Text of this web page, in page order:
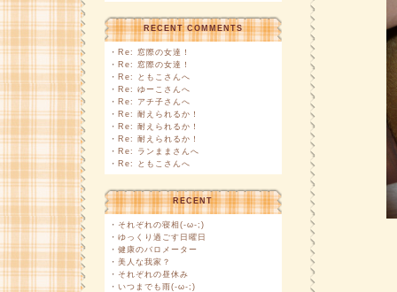
RECENT COMMENTS
・ Re: 窓際の女達！
・ Re: 窓際の女達！
・ Re: ともこさんへ
・ Re: ゆーこさんへ
・ Re: アチ子さんへ
・ Re: 耐えられるか！
・ Re: 耐えられるか！
・ Re: 耐えられるか！
・ Re: ランままさんへ
・ Re: ともこさんへ
RECENT
・ それぞれの寝相(-ω-;)
・ ゆっくり過ごす日曜日
・ 健康のバロメーター
・ 美人な我家？
・ それぞれの昼休み
・ いつまでも雨(-ω-;)